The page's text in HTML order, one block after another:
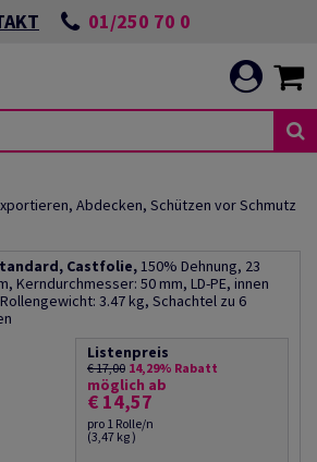
01/250 70 0
Abdecken, Schützen vor Schmutz
Castfolie,150% Dehnung, 23
Kerndurchmesser: 50 mm, LD-PE, innen
3.47 kg, Schachtel zu 6
Listenpreis
€ 17,00 14,29% Rabatt
möglich ab
€ 14,57
pro 1 Rolle/n
(3,47 kg )